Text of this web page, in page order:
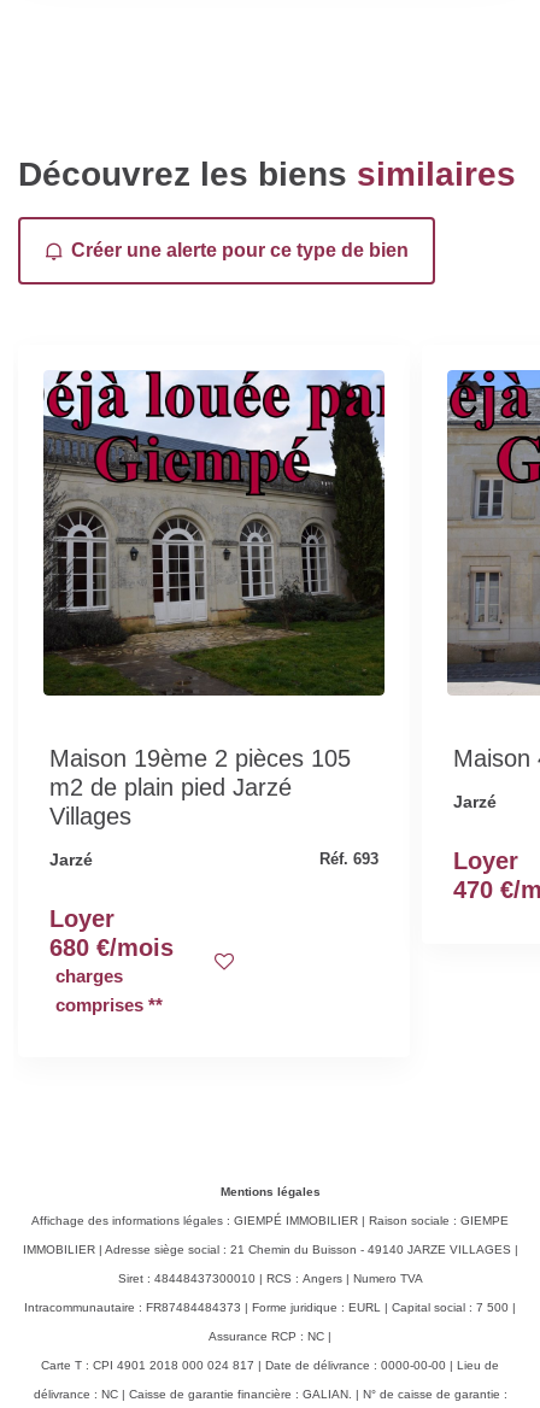
Découvrez les biens similaires
Créer une alerte pour ce type de bien
Maison 19ème 2 pièces 105
m2 de plain pied Jarzé
Villages
Jarzé Réf. 693
Loyer
680 €/mois
charges
comprises **
Maison
Jarzé
Loyer
470 €/
Mentions légales
Affichage des informations légales : GIEMPÉ IMMOBILIER | Raison sociale : GIEMPE
IMMOBILIER | Adresse siège social : 21 Chemin du Buisson - 49140 JARZE VILLAGES |
Siret : 48448437300010 | RCS : Angers | Numero TVA
Intracommunautaire : FR87484484373 | Forme juridique : EURL | Capital social : 7 500 |
Assurance RCP : NC |
Carte T : CPI 4901 2018 000 024 817 | Date de délivrance : 0000-00-00 | Lieu de
délivrance : NC | Caisse de garantie financière : GALIAN. | N° de caisse de garantie :